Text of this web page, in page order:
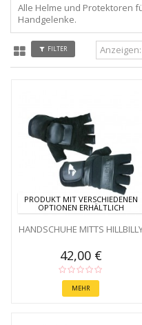
Alle Helme und Protektoren
Handgelenke.
FILTER
PRODUKT MIT VERSCHIEDENEN
OPTIONEN ERHÄLTLICH
HANDSCHUHE MITTS
42,00 €
MEHR